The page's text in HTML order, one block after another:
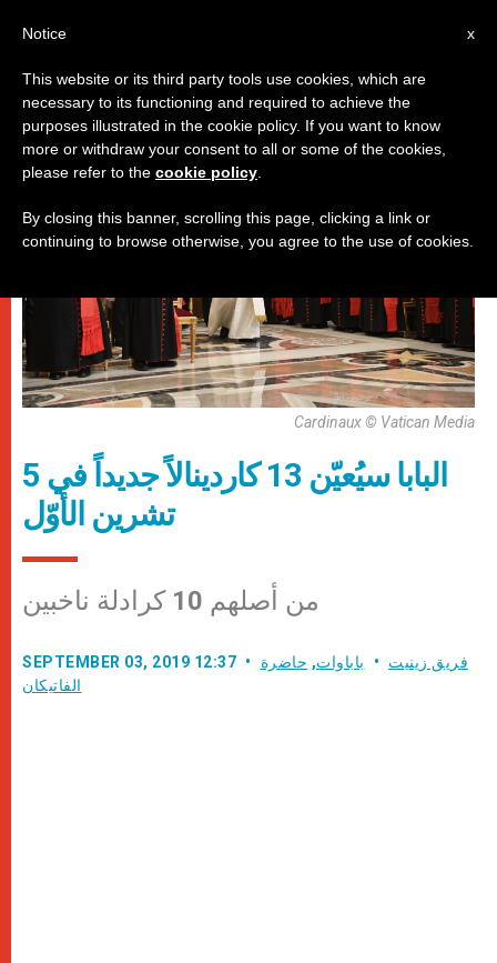
باباوات,حاضرة الفاتيكان
Cardinaux © Vatican Media
البابا سيُعيّن 13 كاردينالاً جديداً في 5
تشرين الأوّل
من أصلهم 10 كرادلة ناخبين
SEPTEMBER 03, 2019 12:37 فريق زينيت باباوات, حاضرة
الفاتيكان
x
Notice
This website or its third party tools use cookies, which are
necessary to its functioning and required to achieve the
purposes illustrated in the cookie policy. If you want to know
more or withdraw your consent to all or some of the cookies,
please refer to the cookie policy
By closing this banner, scrolling this page, clicking a link or
continuing to browse otherwise, you agree to the use of cookies.